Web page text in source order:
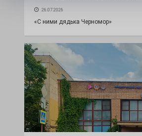
26.07.2026
«С ними дядька Черномор»